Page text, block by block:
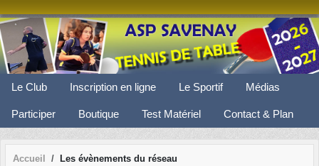
Le Club Inscription en ligne Le Sportif Médias
Participer Boutique Test Matériel Contact & Plan
Accueil Les évènements du réseau